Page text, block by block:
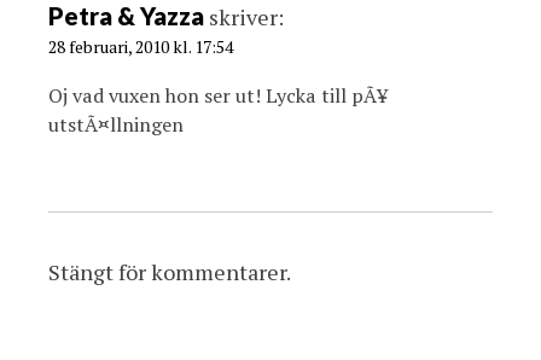
Petra & Yazza skriver:
28 februari, 2010 kl. 17:54
Oj vad vuxen hon ser ut! Lycka till pÃ¥
utstÃ¤llningen
Stängt för kommentarer.